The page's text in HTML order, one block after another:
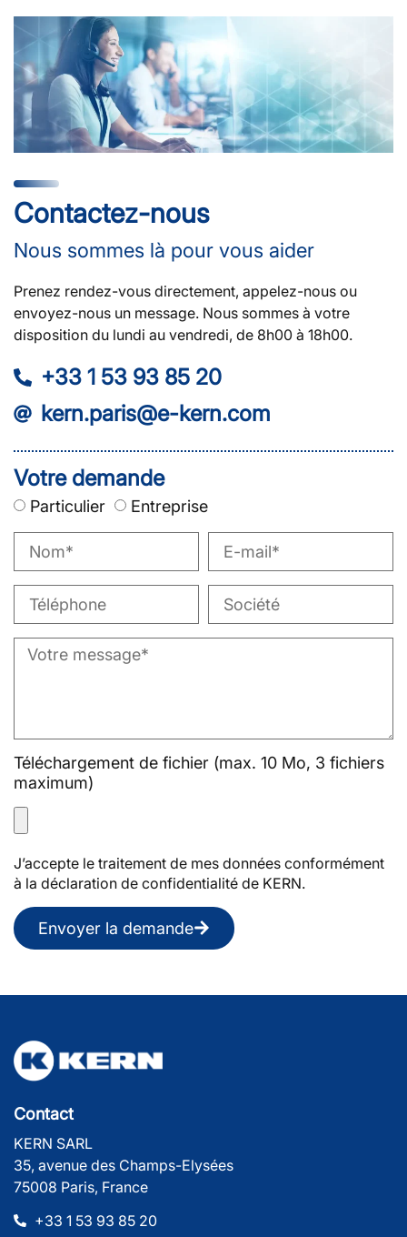
Contactez-nous
Nous sommes là pour vous aider
Prenez rendez-vous directement, appelez-nous ou
envoyez-nous un message. Nous sommes à votre
disposition du lundi au vendredi, de 8h00 à 18h00.
+33 1 53 93 85 20
kern.paris@e-kern.com
Votre demande
Particulier Entreprise
Téléchargement de fichier (max. 10 Mo, 3 fichiers
maximum)
J’accepte le traitement de mes données conformément
à la déclaration de confidentialité de KERN.
Envoyer la demande
Contact
KERN SARL
35, avenue des Champs-Elysées
75008 Paris, France
+33 1 53 93 85 20